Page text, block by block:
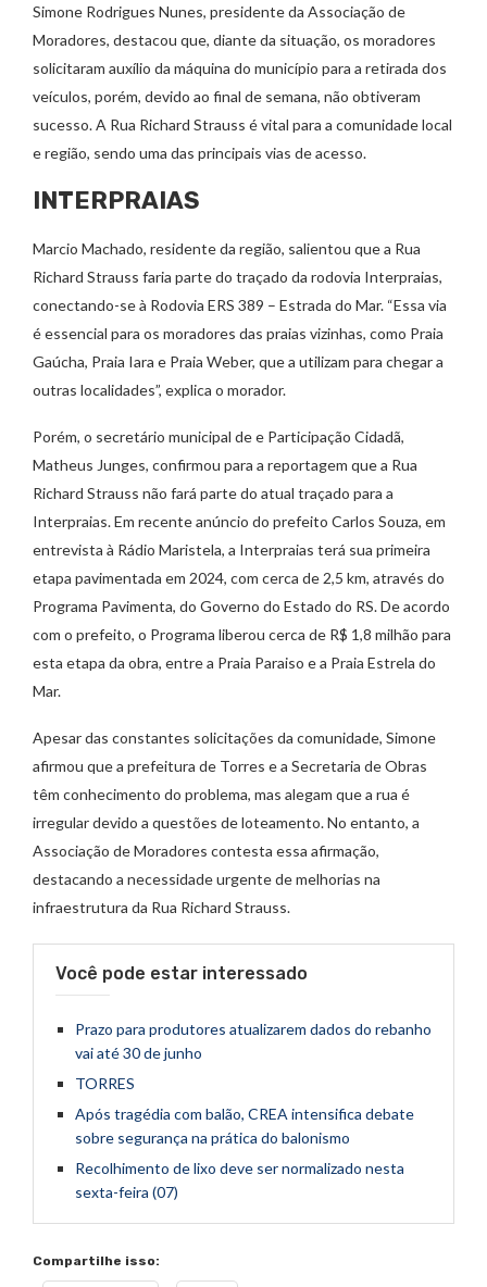
Simone Rodrigues Nunes, presidente da Associação de
Moradores, destacou que, diante da situação, os moradores
solicitaram auxílio da máquina do município para a retirada dos
veículos, porém, devido ao final de semana, não obtiveram
sucesso. A Rua Richard Strauss é vital para a comunidade local
e região, sendo uma das principais vias de acesso.
INTERPRAIAS
Marcio Machado, residente da região, salientou que a Rua
Richard Strauss faria parte do traçado da rodovia Interpraias,
conectando-se à Rodovia ERS 389 – Estrada do Mar. “Essa via
é essencial para os moradores das praias vizinhas, como Praia
Gaúcha, Praia Iara e Praia Weber, que a utilizam para chegar a
outras localidades”, explica o morador.
Porém, o secretário municipal de e Participação Cidadã,
Matheus Junges, confirmou para a reportagem que a Rua
Richard Strauss não fará parte do atual traçado para a
Interpraias. Em recente anúncio do prefeito Carlos Souza, em
entrevista à Rádio Maristela, a Interpraias terá sua primeira
etapa pavimentada em 2024, com cerca de 2,5 km, através do
Programa Pavimenta, do Governo do Estado do RS. De acordo
com o prefeito, o Programa liberou cerca de R$ 1,8 milhão para
esta etapa da obra, entre a Praia Paraiso e a Praia Estrela do
Mar.
Apesar das constantes solicitações da comunidade, Simone
afirmou que a prefeitura de Torres e a Secretaria de Obras
têm conhecimento do problema, mas alegam que a rua é
irregular devido a questões de loteamento. No entanto, a
Associação de Moradores contesta essa afirmação,
destacando a necessidade urgente de melhorias na
infraestrutura da Rua Richard Strauss.
Você pode estar interessado
Prazo para produtores atualizarem dados do rebanho
vai até 30 de junho
TORRES
Após tragédia com balão, CREA intensifica debate
sobre segurança na prática do balonismo
Recolhimento de lixo deve ser normalizado nesta
sexta-feira (07)
Compartilhe isso: